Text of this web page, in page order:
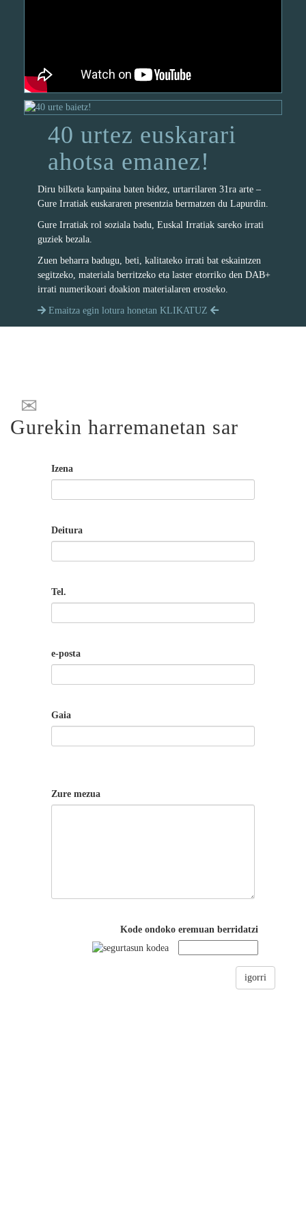
40 urtez euskarari
ahotsa emanez!
Diru bilketa kanpaina baten bidez, urtarrilaren 31ra arte –
Gure Irratiak euskararen presentzia bermatzen du Lapurdin.
Gure Irratiak rol soziala badu, Euskal Irratiak sareko irrati
guziek bezala.
Zuen beharra badugu, beti, kalitateko irrati bat eskaintzen
segitzeko, materiala berritzeko eta laster etorriko den DAB+
irrati numerikoari doakion materialaren erosteko.
Emaitza egin lotura honetan KLIKATUZ
Gurekin harremanetan sar
Izena
Deitura
Tel.
e-posta
Gaia
Zure mezua
Kode ondoko eremuan berridatzi
igorri